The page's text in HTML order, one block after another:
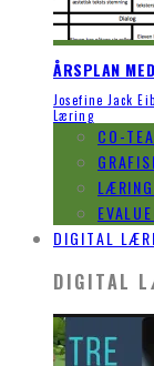
ÅRSPLAN
Josefine Jack
Læring
CO-
DIGITAL
DIGITAL